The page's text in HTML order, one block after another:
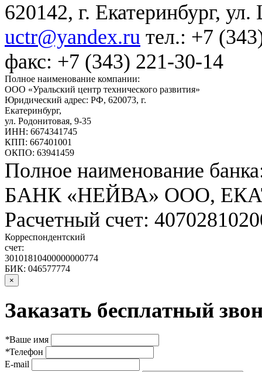
620142, г. Екатеринбург,
uctr@yandex.ru тел.: +7
факс: +7 (343) 221-30-14
Полное наименование компании:
ООО «Уральский центр технического развития»
Юридический адрес: РФ, 620073, г.
Екатеринбург,
ул. Родонитовая, 9-35
ИНН: 6674341745
КПП: 667401001
ОКПО: 63941459
Полное наименование
БАНК «НЕЙВА» ООО,
Расчетный счет:
Корреспондентский
счет:
30101810400000000774
БИК: 046577774
×
Заказать бесплатный
*Ваше имя
*Телефон
E-mail